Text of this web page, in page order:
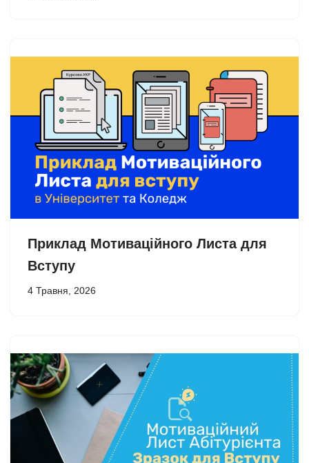
Приклад Мотиваційного Листа для
Вступу
4 Травня, 2026